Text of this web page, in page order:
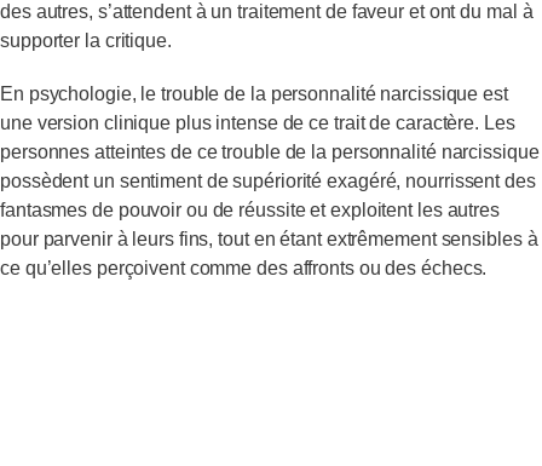
des autres, s’attendent à un traitement de faveur et ont du mal à
supporter la critique.
En psychologie, le trouble de la personnalité narcissique est
une version clinique plus intense de ce trait de caractère. Les
personnes atteintes de ce trouble de la personnalité narcissique
possèdent un sentiment de supériorité exagéré, nourrissent des
fantasmes de pouvoir ou de réussite et exploitent les autres
pour parvenir à leurs fins, tout en étant extrêmement sensibles à
ce qu’elles perçoivent comme des affronts ou des échecs.